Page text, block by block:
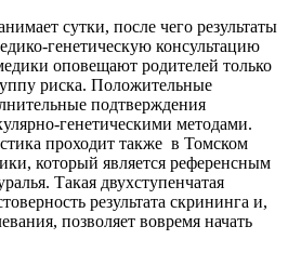
сутки, после чего результаты
генетическую консультацию
оповещают родителей только
риска. Положительные
подтверждения
генетическими методами.
проходит также в Томском
который является референсным
Такая двухступенчатая
результата скрининга и,
позволяет вовремя начать